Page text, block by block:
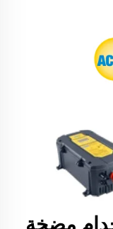
مضخة